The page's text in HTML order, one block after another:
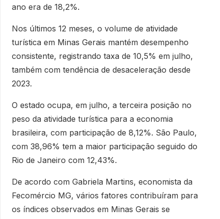
ano era de 18,2%.
Nos últimos 12 meses, o volume de atividade
turística em Minas Gerais mantém desempenho
consistente, registrando taxa de 10,5% em julho,
também com tendência de desaceleração desde
2023.
O estado ocupa, em julho, a terceira posição no
peso da atividade turística para a economia
brasileira, com participação de 8,12%. São Paulo,
com 38,96% tem a maior participação seguido do
Rio de Janeiro com 12,43%.
De acordo com Gabriela Martins, economista da
Fecomércio MG, vários fatores contribuíram para
os índices observados em Minas Gerais se